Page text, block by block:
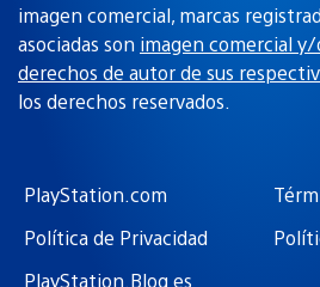
imagen comercial, marcas
asociadas son imagen comercial
derechos de autor de sus
los derechos reservados.
PlayStation.com
Política de Privacidad
PlayStation.Blog es